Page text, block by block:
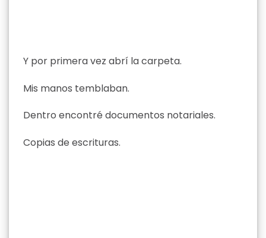
Y por primera vez abrí la carpeta.
Mis manos temblaban.
Dentro encontré documentos notariales.
Copias de escrituras.